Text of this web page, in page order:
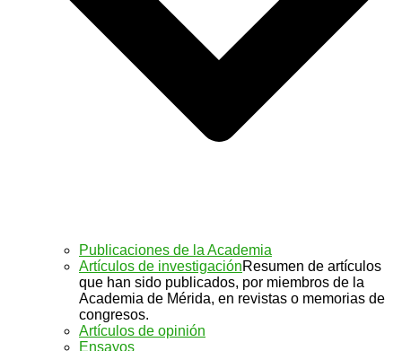
Publicaciones de la Academia
Artículos de investigaciónResumen de artículos
que han sido publicados, por miembros de la
Academia de Mérida, en revistas o memorias de
congresos.
Artículos de opinión
Ensayos